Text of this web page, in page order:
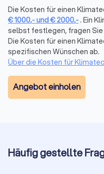
Hitze draußen und den
Die Kosten für einen
€1000,-und€2000,-. Ein
selbst festlegen, fragen
Die Kosten für einen
spezifischen Wünschen ab.
Über die Kosten für
Angebot einholen
Häufig gestellte